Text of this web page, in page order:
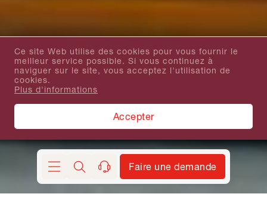
Faire une demande
Ce site Web utilise des cookies pour vous fournir le
meilleur service possible. Si vous continuez à
naviguer sur le site, vous acceptez l'utilisation de
cookies.
Plus d'informations
Accepter